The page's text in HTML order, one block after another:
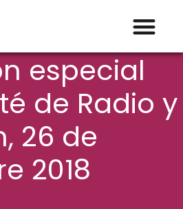
especial
de Radio y
26 de
2018